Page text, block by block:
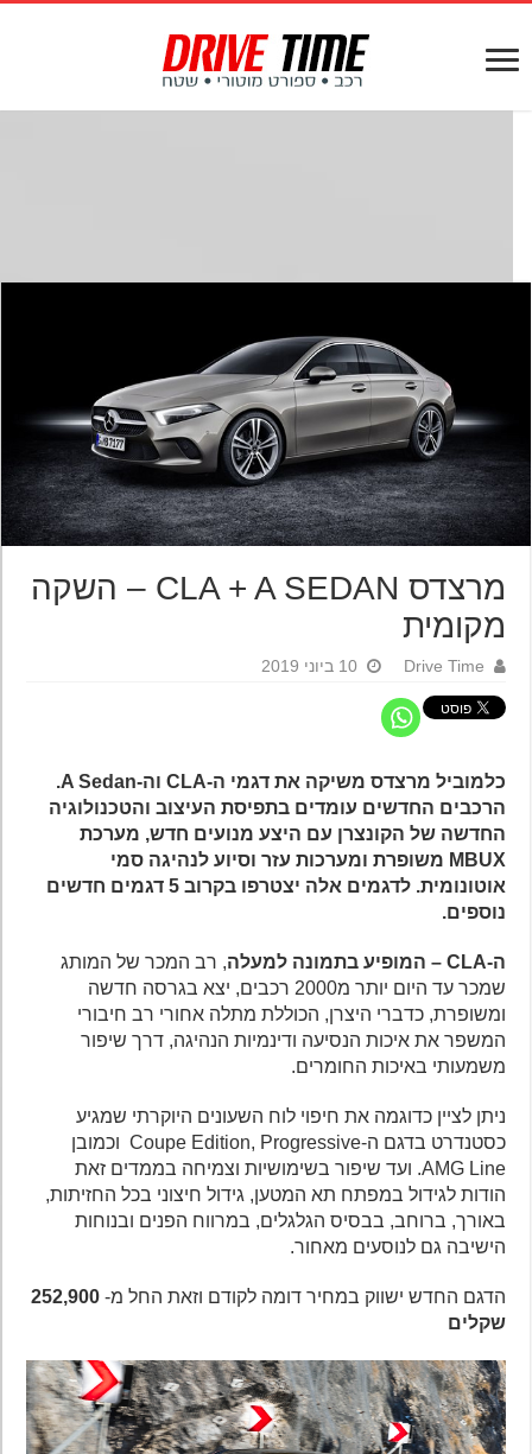
מרצדס CLA + A SEDAN – השקה
מקומית
Drive Time 10 ביוני 2019
כלמוביל מרצדס משיקה את דגמי ה-CLA וה-A Sedan.
הרכבים החדשים עומדים בתפיסת העיצוב והטכנולוגיה
החדשה של הקונצרן עם היצע מנועים חדש, מערכת
MBUX משופרת ומערכות עזר וסיוע לנהיגה סמי
אוטונומית. לדגמים אלה יצטרפו בקרוב 5 דגמים חדשים
נוספים.
, רב המכר של המותג
שמכר עד היום יותר מ2000 רכבים, יצא בגרסה חדשה
ומשופרת, כדברי היצרן, הכוללת מתלה אחורי רב חיבורי
המשפר את איכות הנסיעה ודינמיות הנהיגה, דרך שיפור
משמעותי באיכות החומרים.
ניתן לציין כדוגמה את חיפוי לוח השעונים היוקרתי שמגיע
כסטנדרט בדגם ה-Coupe Edition, Progressive וכמובן
AMG Line. ועד שיפור בשימושיות וצמיחה בממדים זאת
הודות לגידול במפתח תא המטען, גידול חיצוני בכל החזיתות,
באורך, ברוחב, בבסיס הגלגלים, במרווח הפנים ובנוחות
הישיבה גם לנוסעים מאחור.
הדגם החדש ישווק במחיר דומה לקודם וזאת החל מ- 252,900
שקלים